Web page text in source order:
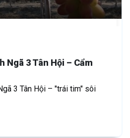
Ngã 3 Tân Hội – Cẩm
3 Tân Hội – "trái tim" sôi